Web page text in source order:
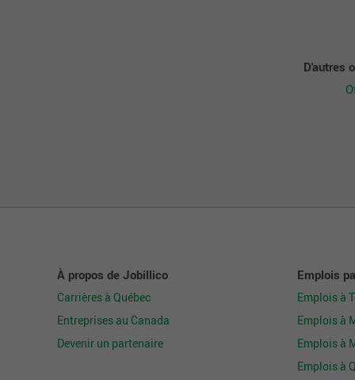
D'autres
À propos de Jobillico
Carrières à Québec
Entreprises au Canada
Devenir un partenaire
Emplois
Emplois à
Emplois à
Emplois à
Emplois à